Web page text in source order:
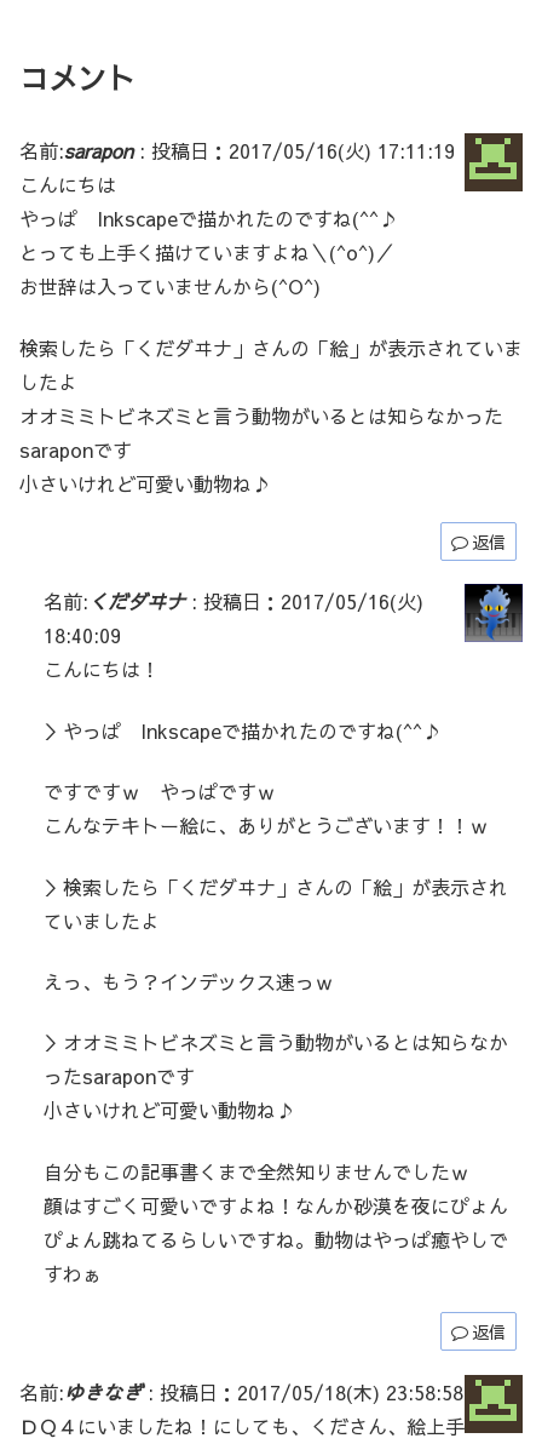
コメント
名前:sarapon: 投稿日：2017/05/16(火) 17:11:19
こんにちは
やっぱ Inkscapeで描かれたのですね(^^♪
とっても上手く描けていますよね＼(^o^)／
お世辞は入っていませんから(^O^)
検索したら「くだダヰナ」さんの「絵」が表示されていま
したよ
オオミミトビネズミと言う動物がいるとは知らなかった
saraponです
小さいけれど可愛い動物ね♪
返信
名前: くだダヰナ: 投稿日：2017/05/16(火)
18:40:09
こんにちは！
＞やっぱ Inkscapeで描かれたのですね(^^♪
ですですｗ やっぱですｗ
こんなテキトー絵に、ありがとうございます！！ｗ
＞検索したら「くだダヰナ」さんの「絵」が表示され
ていましたよ
えっ、もう？インデックス速っｗ
＞オオミミトビネズミと言う動物がいるとは知らなか
ったsaraponです
小さいけれど可愛い動物ね♪
自分もこの記事書くまで全然知りませんでしたｗ
顔はすごく可愛いですよね！なんか砂漠を夜にぴょん
ぴょん跳ねてるらしいですね。動物はやっぱ癒やしで
すわぁ
返信
名前:ゆきなぎ: 投稿日：2017/05/18(木) 23:58:58
ＤＱ４にいましたね！にしても、くださん、絵上手